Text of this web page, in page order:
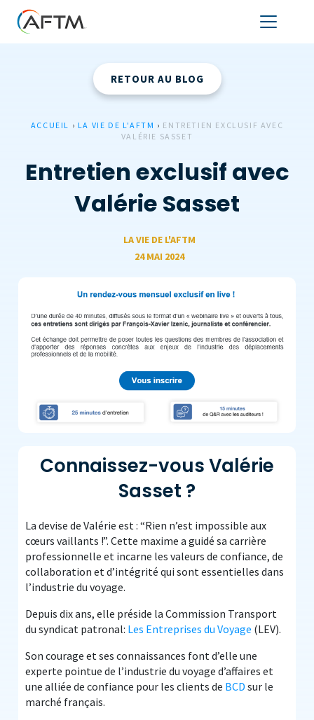
RETOUR AU BLOG
ACCUEIL › LA VIE DE L'AFTM › ENTRETIEN EXCLUSIF AVEC
VALÉRIE SASSET
Entretien exclusif avec
Valérie Sasset
LA VIE DE L'AFTM
24 MAI 2024
Connaissez-vous Valérie
Sasset ?
La devise de Valérie est : “Rien n’est impossible aux
cœurs vaillants !”. Cette maxime a guidé sa carrière
professionnelle et incarne les valeurs de confiance, de
collaboration et d’intégrité qui sont essentielles dans
l’industrie du voyage.
Depuis dix ans, elle préside la Commission Transport
du syndicat patronal: Les Entreprises du Voyage (LEV).
Son courage et ses connaissances font d’elle une
experte pointue de l’industrie du voyage d’affaires et
une alliée de confiance pour les clients de BCD sur le
marché français.